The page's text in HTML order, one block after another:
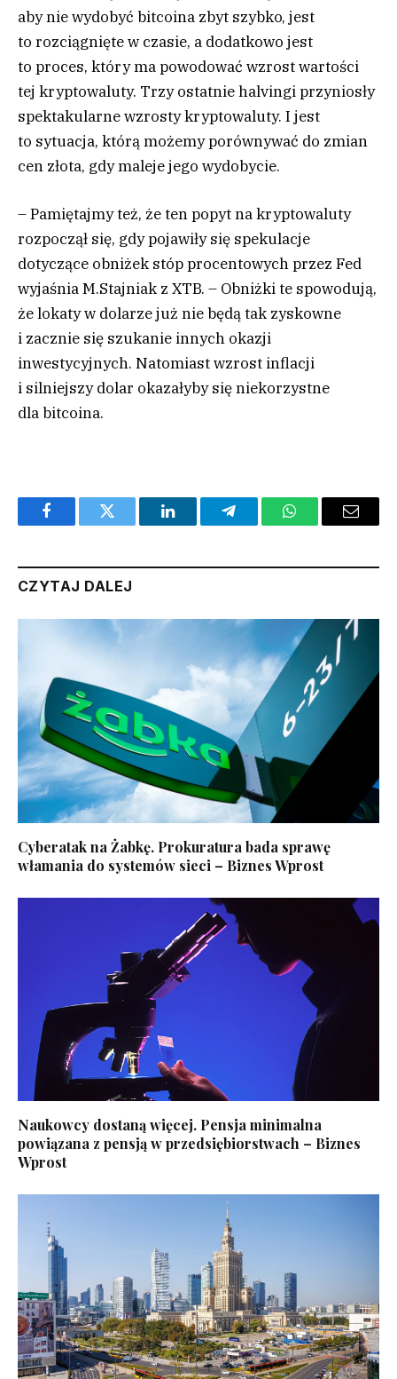
aby nie wydobyć bitcoina zbyt szybko, jest
to rozciągnięte w czasie, a dodatkowo jest
to proces, który ma powodować wzrost wartości
tej kryptowaluty. Trzy ostatnie halvingi przyniosły
spektakularne wzrosty kryptowaluty. I jest
to sytuacja, którą możemy porównywać do zmian
cen złota, gdy maleje jego wydobycie.
– Pamiętajmy też, że ten popyt na kryptowaluty
rozpoczął się, gdy pojawiły się spekulacje
dotyczące obniżek stóp procentowych przez Fed
wyjaśnia M.Stajniak z XTB. – Obniżki te spowodują,
że lokaty w dolarze już nie będą tak zyskowne
i zacznie się szukanie innych okazji
inwestycyjnych. Natomiast wzrost inflacji
i silniejszy dolar okazałyby się niekorzystne
dla bitcoina.
FacebookTwitter LinkedInTelegramWhatsAppEmail
CZYTAJ DALEJ
Cyberatak na Żabkę. Prokuratura bada sprawę
włamania do systemów sieci – Biznes Wprost
Naukowcy dostaną więcej. Pensja minimalna
powiązana z pensją w przedsiębiorstwach – Biznes
Wprost